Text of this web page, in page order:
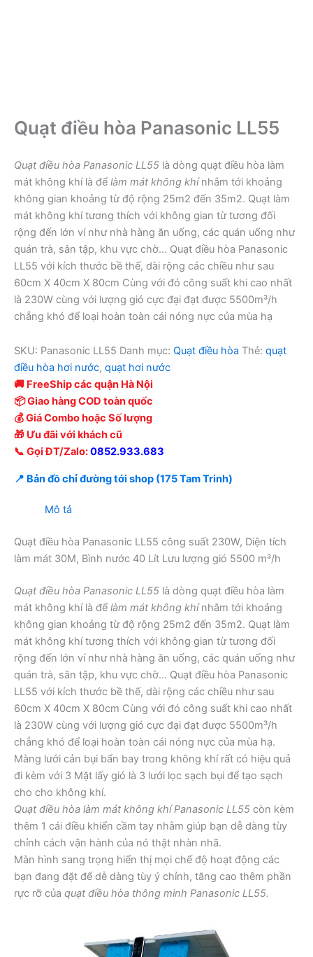
Quạt điều hòa Panasonic LL55
Quạt điều hòa Panasonic LL55 là dòng quạt điều hòa làm
mát không khí là để làm mát không khínhắm tới khoảng
không gian khoảng từ độ rộng 25m2 đến 35m2. Quạt làm
mát không khí tương thích với không gian từ tương đối
rộng đến lớn ví như nhà hàng ăn uống, các quán uống như
quán trà, sân tập, khu vực chờ… Quạt điều hòa Panasonic
LL55 với kích thước bề thế, dài rộng các chiều như sau
60cm X 40cm X 80cm Cùng với đó công suất khi cao nhất
là 230W cùng với lượng gió cực đại đạt được 5500m³/h
chẳng khó để loại hoàn toàn cái nóng nực của mùa hạ
SKU: Panasonic LL55 Danh mục: Quạt điều hòa Thẻ: quạt
điều hòa hơi nước, quạt hơi nước
🚚 FreeShip các quận Hà Nội
📦 Giao hàng COD toàn quốc
💰 Giá Combo hoặc Số lượng
🎁 Ưu đãi với khách cũ
📞 Gọi ĐT/Zalo:0852.933.683
📍 Bản đồ chỉ đường tới shop (175 Tam Trinh)
Mô tả
Quạt điều hòa Panasonic LL55 công suất 230W, Diện tích
làm mát 30M, Bình nước 40 Lít Lưu lượng gió 5500 m³/h
Quạt điều hòa Panasonic LL55 là dòng quạt điều hòa làm
mát không khí là để làm mát không khínhắm tới khoảng
không gian khoảng từ độ rộng 25m2 đến 35m2. Quạt làm
mát không khí tương thích với không gian từ tương đối
rộng đến lớn ví như nhà hàng ăn uống, các quán uống như
quán trà, sân tập, khu vực chờ… Quạt điều hòa Panasonic
LL55 với kích thước bề thế, dài rộng các chiều như sau
60cm X 40cm X 80cm Cùng với đó công suất khi cao nhất
là 230W cùng với lượng gió cực đại đạt được 5500m³/h
chẳng khó để loại hoàn toàn cái nóng nực của mùa hạ.
Màng lưới cản bụi bẩn bay trong không khí rất có hiệu quả
đi kèm với 3 Mặt lấy gió là 3 lưới lọc sạch bụi để tạo sạch
cho cho không khí.
Quạt điều hòa làm mát không khí Panasonic LL55 còn kèm
thêm 1 cái điều khiển cầm tay nhằm giúp bạn dễ dàng tùy
chỉnh cách vận hành của nó thật nhàn nhã.
Màn hình sang trọng hiển thị mọi chế độ hoạt động các
bạn đang đặt để dễ dàng tùy ý chỉnh, tăng cao thêm phần
rực rỡ của quạt điều hòa thông minh Panasonic LL55.